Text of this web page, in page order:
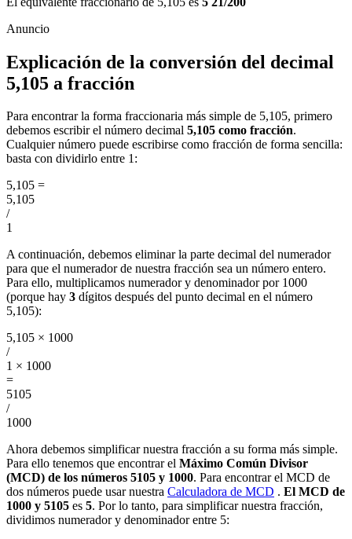
Explicación de la conversión del decimal
5,105 a fracción
Para encontrar la forma fraccionaria más simple de 5,105, primero
debemos escribir el número decimal 5,105 como fracción.
Cualquier número puede escribirse como fracción de forma sencilla:
basta con dividirlo entre 1:
5,105 =
5,105
/
1
A continuación, debemos eliminar la parte decimal del numerador
para que el numerador de nuestra fracción sea un número entero.
Para ello, multiplicamos numerador y denominador por 1000
(porque hay 3 dígitos después del punto decimal en el número
5,105):
5,105 × 1000
/
1 × 1000
=
5105
/
1000
Ahora debemos simplificar nuestra fracción a su forma más simple.
Para ello tenemos que encontrar el Máximo Común Divisor
(MCD) de los números 5105 y 1000. Para encontrar el MCD de
dos números puede usar nuestra Calculadora de MCD . El MCD de
1000 y 5105 es 5. Por lo tanto, para simplificar nuestra fracción,
dividimos numerador y denominador entre 5: